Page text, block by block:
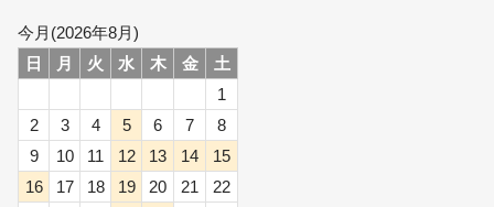
今月(2026年8月)
日
月 火 水 木 金
土
1
2
3 4 5 6 7
8
9
10 11 12 13 14
15
16
17 18 19 20 21
22